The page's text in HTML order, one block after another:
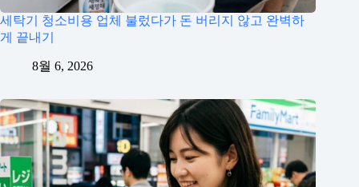
세탁기 청소비용 업체 불렀다가 돈 버리지 않고 완벽하
게 끝내기
8월 6, 2026